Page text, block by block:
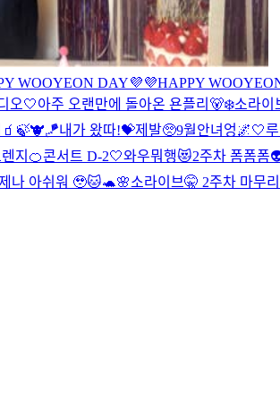
WOOYEON DAY💜💜HAPPY
오🤍아주 오랜만에 돌아온 욘플리🐻‍❄️소라이
🐮🪁내가 왔따!💝제발🥺9월안녀엉🌌🤍
지🍊콘서트 D-2🤍와우뭐행😻2주차 폼폼폼
나 아쉬워 🥹🐱🐢🌸소라이브🤫 2주차 마무